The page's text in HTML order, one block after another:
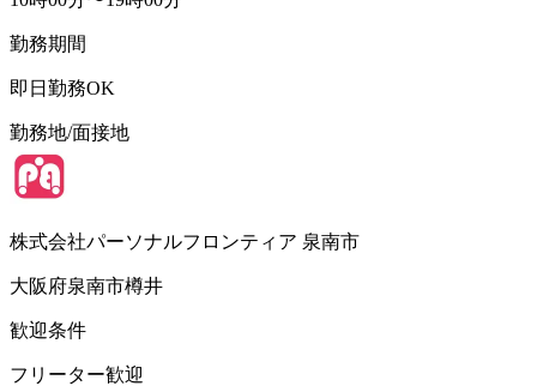
勤務期間
即日勤務OK
勤務地/面接地
株式会社パーソナルフロンティア 泉南市
大阪府泉南市樽井
歓迎条件
フリーター歓迎